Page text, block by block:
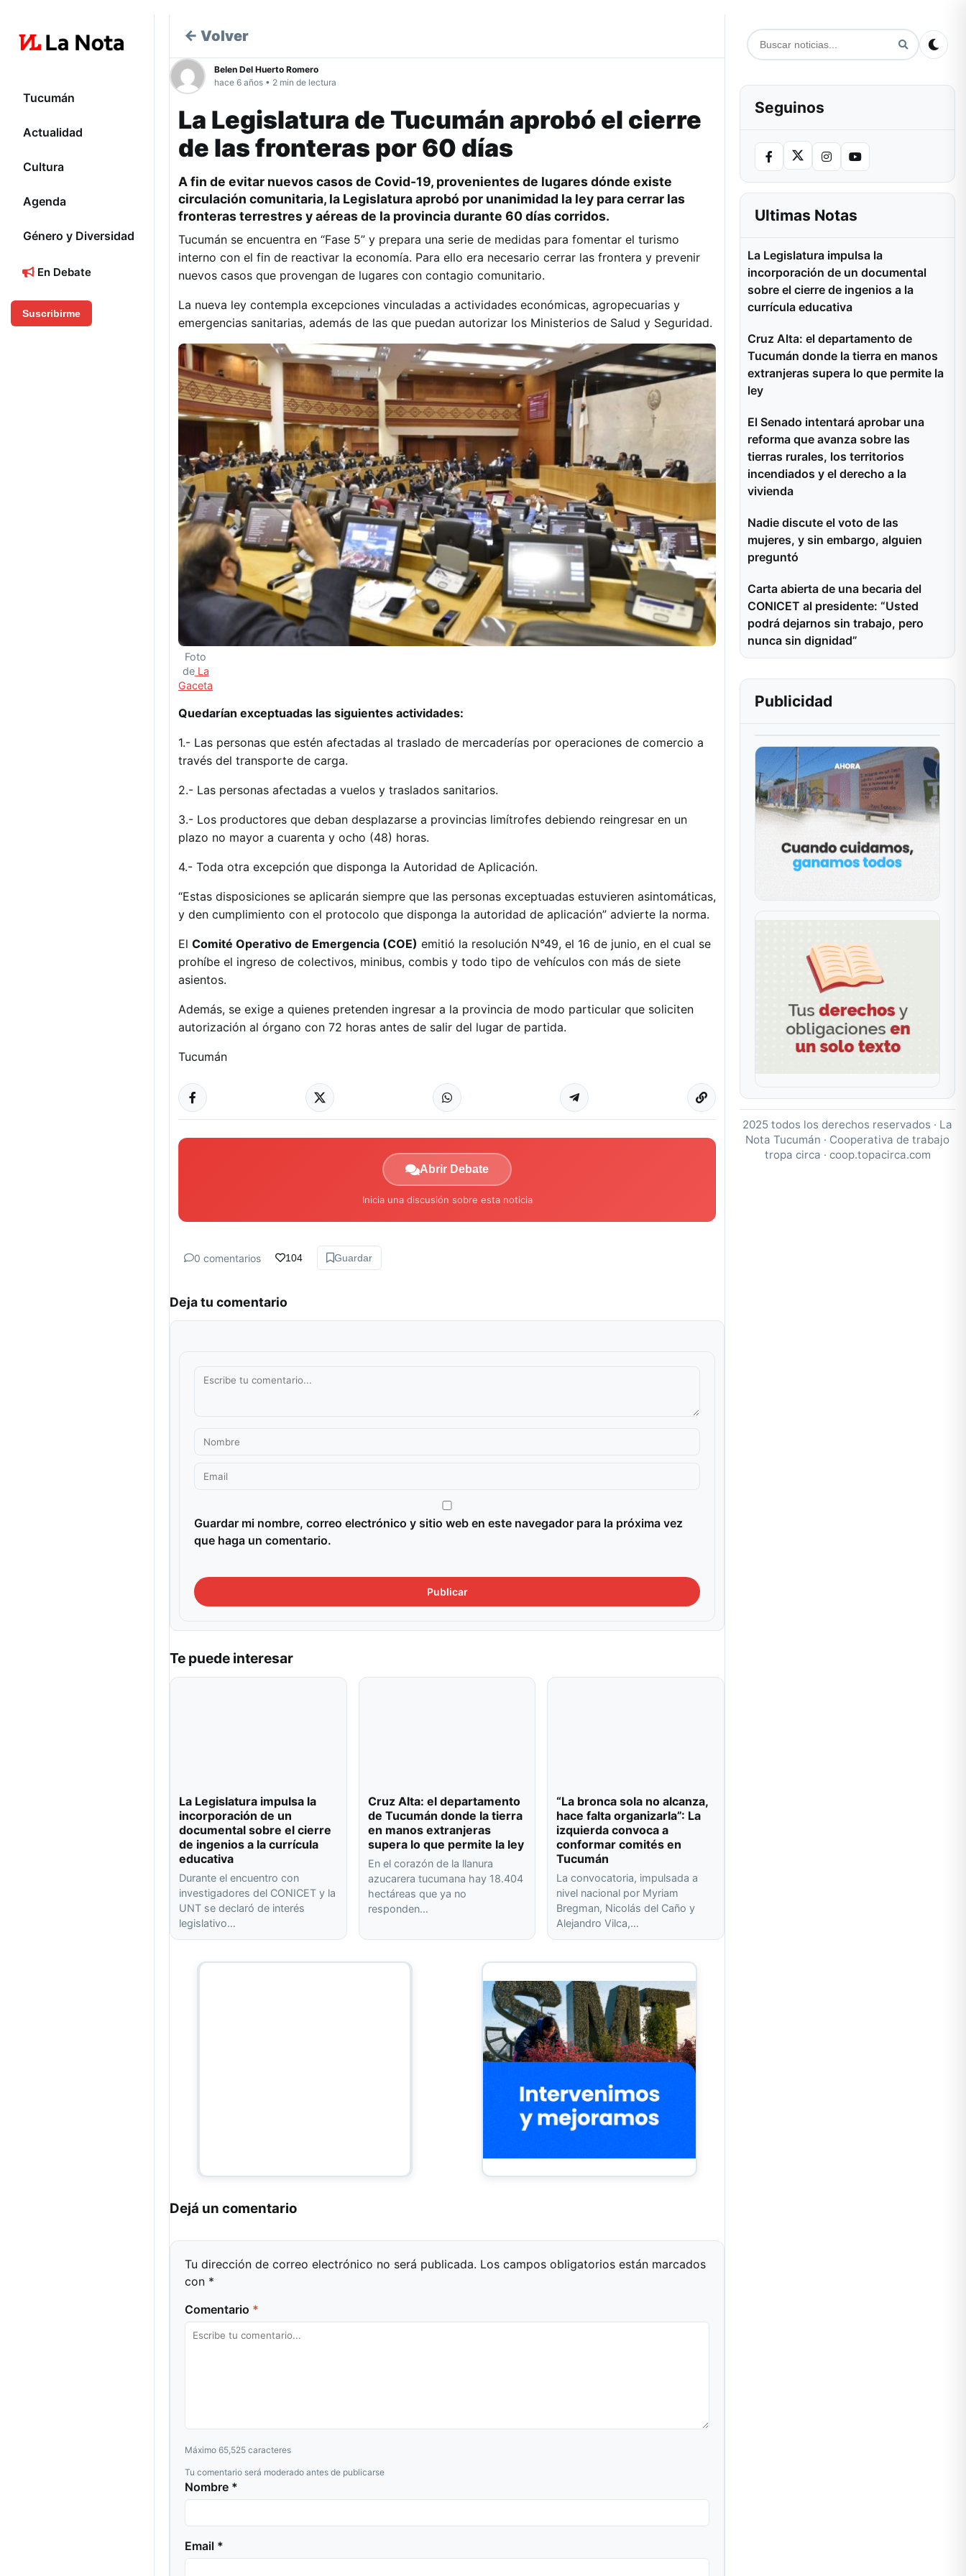
Tucumán
Actualidad
Cultura
Agenda
Género y Diversidad
En Debate
Suscribirme
← Volver
Belen Del Huerto Romero
hace 6 años • 2 min de lectura
La Legislatura de Tucumán aprobó el cierre
de las fronteras por 60 días
A fin de evitar nuevos casos de Covid-19, provenientes de lugares dónde existe
circulación comunitaria, la Legislatura aprobó por unanimidad la ley para cerrar las
fronteras terrestres y aéreas de la provincia durante 60 días corridos.
Tucumán se encuentra en “Fase 5” y prepara una serie de medidas para fomentar el turismo
interno con el fin de reactivar la economía. Para ello era necesario cerrar las frontera y prevenir
nuevos casos que provengan de lugares con contagio comunitario.
La nueva ley contempla excepciones vinculadas a actividades económicas, agropecuarias y
emergencias sanitarias, además de las que puedan autorizar los Ministerios de Salud y Seguridad.
Foto
deLa
Gaceta
Quedarían exceptuadas las siguientes actividades:
1.- Las personas que estén afectadas al traslado de mercaderías por operaciones de comercio a
través del transporte de carga.
2.- Las personas afectadas a vuelos y traslados sanitarios.
3.- Los productores que deban desplazarse a provincias limítrofes debiendo reingresar en un
plazo no mayor a cuarenta y ocho (48) horas.
4.- Toda otra excepción que disponga la Autoridad de Aplicación.
“Estas disposiciones se aplicarán siempre que las personas exceptuadas estuvieren asintomáticas,
y den cumplimiento con el protocolo que disponga la autoridad de aplicación” advierte la norma.
El Comité Operativo de Emergencia (COE) emitió la resolución N°49, el 16 de junio, en el cual se
prohíbe el ingreso de colectivos, minibus, combis y todo tipo de vehículos con más de siete
asientos.
Además, se exige a quienes pretenden ingresar a la provincia de modo particular que soliciten
autorización al órgano con 72 horas antes de salir del lugar de partida.
Tucumán
Abrir Debate
Inicia una discusión sobre esta noticia
0 comentarios 104 Guardar
Deja tu comentario
Guardar mi nombre, correo electrónico y sitio web en este navegador para la próxima vez
que haga un comentario.
Te puede interesar
La Legislatura impulsa la
incorporación de un
documental sobre el cierre
de ingenios a la currícula
educativa
Durante el encuentro con
investigadores del CONICET y la
UNT se declaró de interés
legislativo…
Cruz Alta: el departamento
de Tucumán donde la tierra
en manos extranjeras
supera lo que permite la ley
En el corazón de la llanura
azucarera tucumana hay 18.404
hectáreas que ya no
responden…
“La bronca sola no alcanza,
hace falta organizarla”: La
izquierda convoca a
conformar comités en
Tucumán
La convocatoria, impulsada a
nivel nacional por Myriam
Bregman, Nicolás del Caño y
Alejandro Vilca,…
Dejá un comentario
Tu dirección de correo electrónico no será publicada. Los campos obligatorios están marcados
con *
Comentario *
Máximo 65,525 caracteres
Tu comentario será moderado antes de publicarse
Nombre *
Email *
Seguinos
Ultimas Notas
La Legislatura impulsa la
incorporación de un documental
sobre el cierre de ingenios a la
currícula educativa
Cruz Alta: el departamento de
Tucumán donde la tierra en manos
extranjeras supera lo que permite la
ley
El Senado intentará aprobar una
reforma que avanza sobre las
tierras rurales, los territorios
incendiados y el derecho a la
vivienda
Nadie discute el voto de las
mujeres, y sin embargo, alguien
preguntó
Carta abierta de una becaria del
CONICET al presidente: “Usted
podrá dejarnos sin trabajo, pero
nunca sin dignidad”
Publicidad
2025 todos los derechos reservados · La
Nota Tucumán · Cooperativa de trabajo
tropa circa · coop.topacirca.com